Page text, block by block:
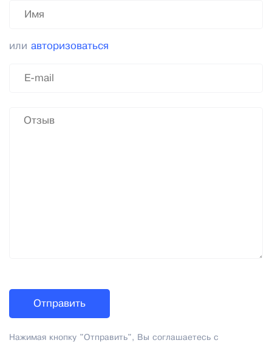
или авторизоваться
Нажимая кнопку "Отправить", Вы соглашаетесь с